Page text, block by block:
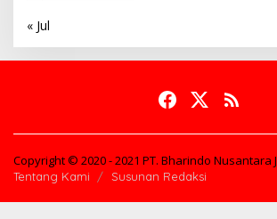
« Jul
Copyright © 2020 - 2021 PT. Bharindo Nusantara
Tentang Kami Susunan Redaksi